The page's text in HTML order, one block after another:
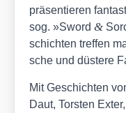
prä­sen­tie­ren
sog. »Sword&
schich­ten tref­fen
sche und düs­te­re
Mit Geschich­ten
Daut, Tors­ten